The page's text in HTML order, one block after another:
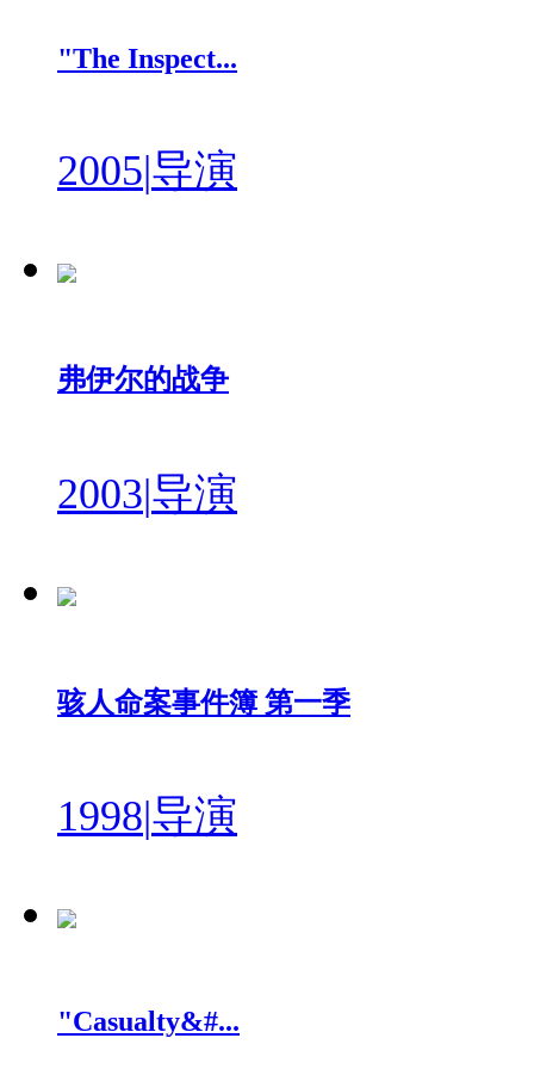
"The Inspect...
2005|导演
弗伊尔的战争
2003|导演
骇人命案事件簿 第一季
1998|导演
"Casualty&#...